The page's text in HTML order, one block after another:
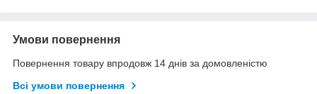
Умови повернення
Повернення товару впродовж 14 днів за домовленістю
Всі умови повернення